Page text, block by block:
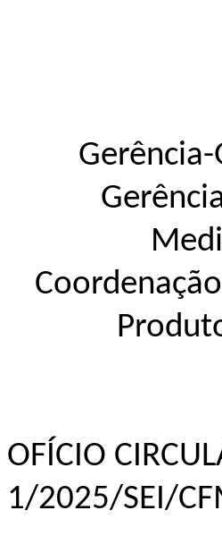
OFÍCIO
1/2025/SEI/